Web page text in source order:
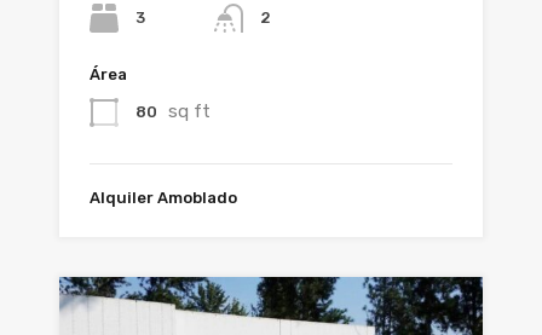
3 2
Área
80 sq ft
Alquiler Amoblado